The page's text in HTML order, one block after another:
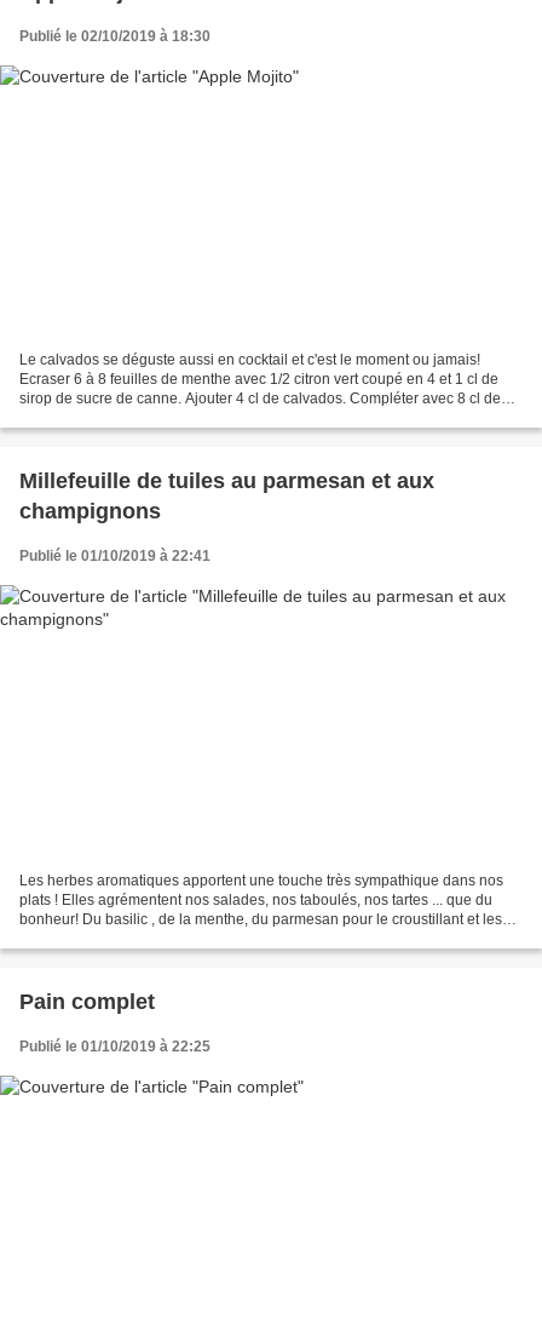
Publié le 02/10/2019 à 18:30
Le calvados se déguste aussi en cocktail et c'est le moment ou jamais!
Ecraser 6 à 8 feuilles de menthe avec 1/2 citron vert coupé en 4 et 1 cl de
sirop de sucre de canne. Ajouter 4 cl de calvados. Compléter avec 8 cl de
Millefeuille de tuiles au parmesan et aux
champignons
Publié le 01/10/2019 à 22:41
Les herbes aromatiques apportent une touche très sympathique dans nos
plats ! Elles agrémentent nos salades, nos taboulés, nos tartes ... que du
bonheur! Du basilic , de la menthe, du parmesan pour le croustillant et les
Pain complet
Publié le 01/10/2019 à 22:25